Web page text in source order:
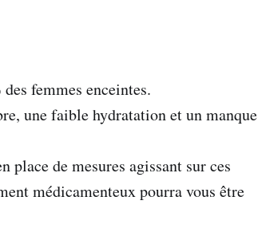
femmes enceintes.
une faible hydratation et un manque
place de mesures agissant sur ces
médicamenteux pourra vous être